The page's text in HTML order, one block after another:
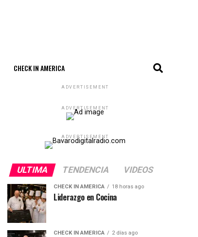
CHECK IN AMERICA
ADVERTISEMENT
ADVERTISEMENT
ADVERTISEMENT
ULTIMA TENDENCIA VIDEOS
CHECK IN AMERICA 18 horas ago
Liderazgo en Cocina
CHECK IN AMERICA 2 días ago